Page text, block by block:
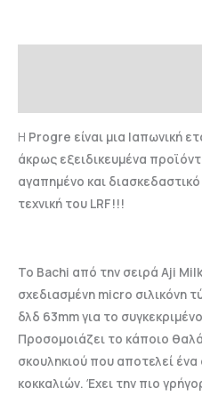
Η Progre είναι μια Ιαπωνική
άκρως εξειδικευμένα
αγαπημένο και
τεχνική του LRF!!!
Το Bachi από την σειρά Aji Milk
σχεδιασμένη micro σιλικόνη
δλδ 63mm για το
Προσομοιάζει το κάποιο
σκουληκιού που αποτελεί
κοκκαλιών. Έχει την πιο